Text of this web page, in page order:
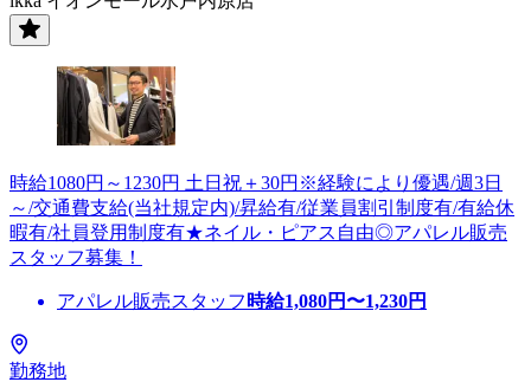
時給1080円～1230円 土日祝＋30円※経験により優遇/週3日
～/交通費支給(当社規定内)/昇給有/従業員割引制度有/有給休
暇有/社員登用制度有★ネイル・ピアス自由◎アパレル販売
スタッフ募集！
アパレル販売スタッフ 時給1,080円〜1,230円
勤務地